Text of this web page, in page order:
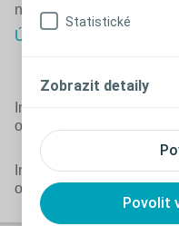
Povolit
Statistické
Zobrazit detaily
nutriční terapeutka
Ústřední vojenská
Informací o
o
Informace odietě s
o
stravování kolostomiků >